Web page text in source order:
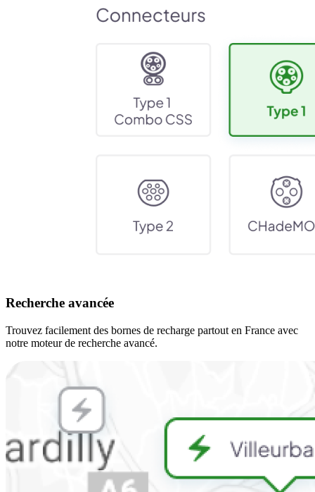
Recherche avancée
Trouvez facilement des bornes de recharge partout en France avec
notre moteur de recherche avancé.